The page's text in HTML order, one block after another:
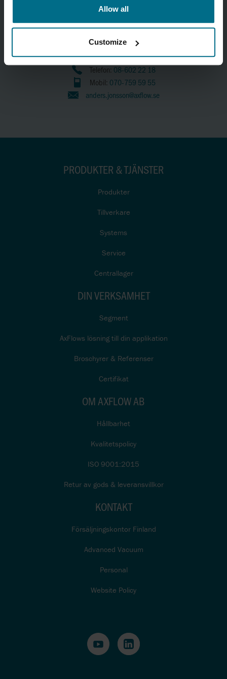
Allow all
Customize
Telefon: 08-602 22 18
Mobil: 070-759 59 55
anders.jonsson@axflow.se
PRODUKTER & TJÄNSTER
Produkter
Tillverkare
Systems
Service
Centrallager
DIN VERKSAMHET
Segment
AxFlows lösning till din applikation
Broschyrer & Referenser
Certifikat
OM AXFLOW AB
Hållbarhet
Kvalitetspolicy
ISO 9001:2015
Retur av gods & leveransvillkor
KONTAKT
Försäljningskontor Finland
Advanced Vacuum
Personal
Website Policy